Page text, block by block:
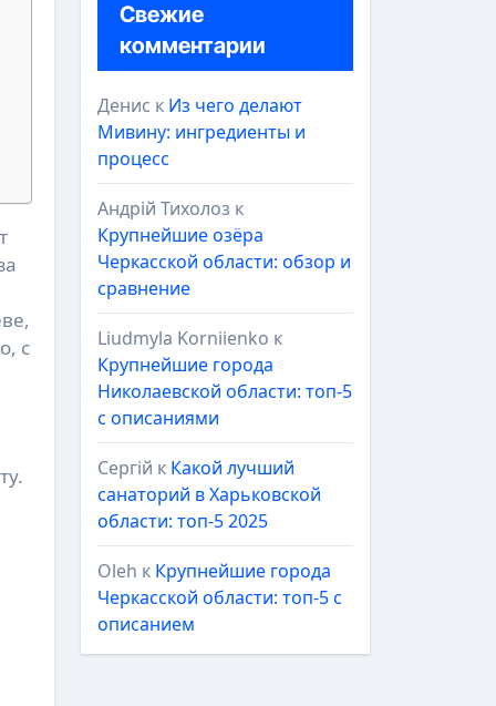
с
Свежие
комментарии
Денис к Из чего делают
Мивину: ингредиенты и
процесс
Андрій Тихолоз к
Крупнейшие озёра
Черкасской области: обзор и
сравнение
Liudmyla Korniienko к
Крупнейшие города
Николаевской области: топ-5
с описаниями
Сергій к Какой лучший
санаторий в Харьковской
области: топ-5 2025
Oleh к Крупнейшие города
Черкасской области: топ-5 с
описанием